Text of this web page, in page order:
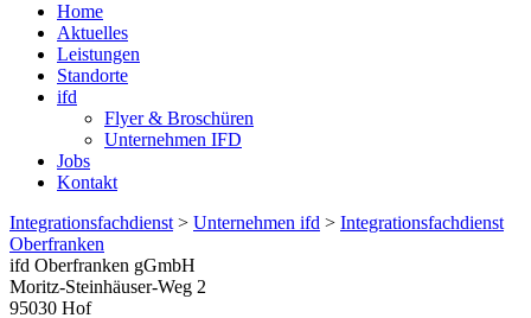
Home
Aktuelles
Leistungen
Standorte
ifd
Flyer & Broschüren
Unternehmen IFD
Jobs
Kontakt
Integrationsfachdienst > Unternehmen ifd > Integrationsfachdienst
Oberfranken
ifd Oberfranken gGmbH
Moritz-Steinhäuser-Weg 2
95030 Hof